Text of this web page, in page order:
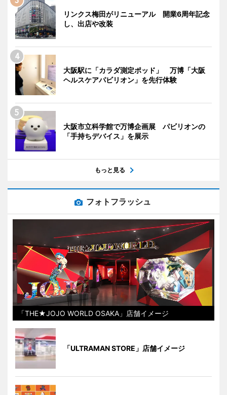
リンクス梅田がリニューアル 開業6周年記念
し、出店や改装
大阪駅に「カラダ測定ポッド」 万博「大阪
ヘルスケアパビリオン」を先行体験
大阪市立科学館で万博企画展 パビリオンの
「手持ちデバイス」を展示
もっと見る
フォトフラッシュ
「THE★JOJO WORLD OSAKA」店舗イメージ
「ULTRAMAN STORE」店舗イメージ